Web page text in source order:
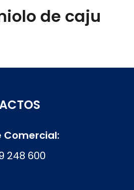
de caju
Comercial:
248 600